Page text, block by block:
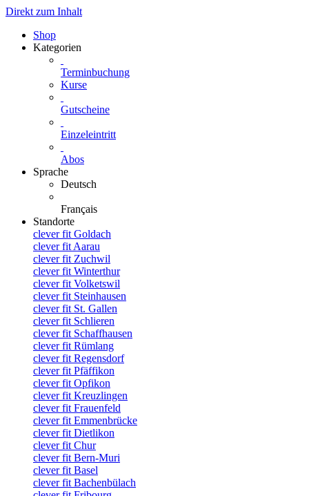
Direkt zum Inhalt
Shop
Kategorien
Terminbuchung
Kurse
Gutscheine
Einzeleintritt
Abos
Sprache
Deutsch
Français
Standorte
clever fit Goldach
clever fit Aarau
clever fit Zuchwil
clever fit Winterthur
clever fit Volketswil
clever fit Steinhausen
clever fit St. Gallen
clever fit Schlieren
clever fit Schaffhausen
clever fit Rümlang
clever fit Regensdorf
clever fit Pfäffikon
clever fit Opfikon
clever fit Kreuzlingen
clever fit Frauenfeld
clever fit Emmenbrücke
clever fit Dietlikon
clever fit Chur
clever fit Bern-Muri
clever fit Basel
clever fit Bachenbülach